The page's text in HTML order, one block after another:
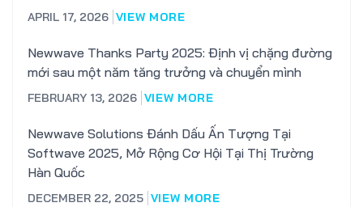
APRIL 17, 2026 VIEW MORE
Newwave Thanks Party 2025: Định vị chặng đường
mới sau một năm tăng trưởng và chuyển mình
FEBRUARY 13, 2026 VIEW MORE
Newwave Solutions Đánh Dấu Ấn Tượng Tại
Softwave 2025, Mở Rộng Cơ Hội Tại Thị Trường
Hàn Quốc
DECEMBER 22, 2025 VIEW MORE